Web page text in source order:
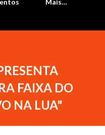
Mais…
FAIXA DO
NA LUA"